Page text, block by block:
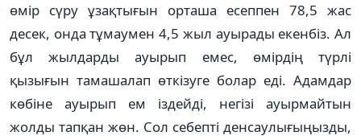
өмір сүру ұзақтығын орташа есеппен 78,5 жас
десек, онда тұмаумен 4,5 жыл ауырады екенбіз. Ал
бұл жылдарды ауырып емес, өмірдің түрлі
қызығын тамашалап өткізуге болар еді. Адамдар
көбіне ауырып ем іздейді, негізі ауырмайтын
жолды тапқан жөн. Сол себепті денсаулығыңызды,